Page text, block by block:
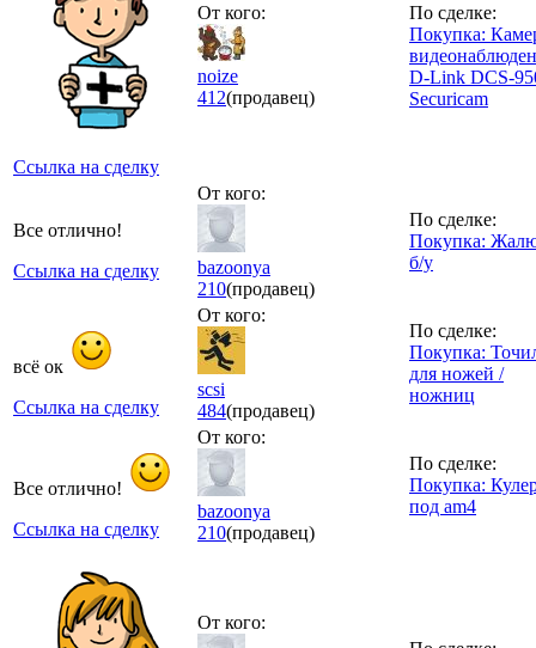
Ссылка на сделку
От кого:
noize
412(продавец)
По сделке:
Покупка:
D-Link DCS-
Securicam
Все отлично!
Ссылка на сделку
От кого:
bazoonya
210(продавец)
По сделке:
Покупка:
б/у
всё ок
Ссылка на сделку
От кого:
scsi
484(продавец)
По сделке:
Покупка:
для ножей /
ножниц
Все отлично!
Ссылка на сделку
От кого:
bazoonya
210(продавец)
По сделке:
Покупка:
под am4
От кого: